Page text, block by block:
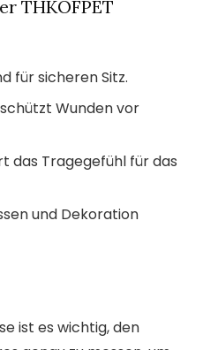
THKOFPET
für sicheren Sitz.
Wunden vor
das Tragegefühl für das
und Dekoration
ist es wichtig, den